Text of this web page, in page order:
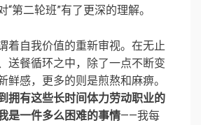
“第二轮班”有了更深的理解。
着自我价值的重新审视。在无止
送餐循环之中，除了一点不断变
鲜感，更多的则是煎熬和麻痹。
拥有这些长时间体力劳动职业的
是一件多么困难的事情——我每